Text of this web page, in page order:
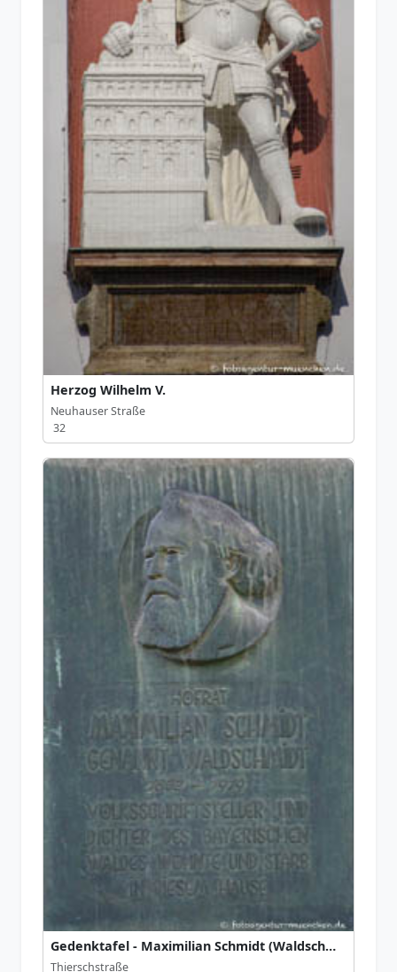
Herzog Wilhelm V.
Neuhauser Straße
32
Gedenktafel - Maximilian Schmidt (Waldschmidt)
Thierschstraße